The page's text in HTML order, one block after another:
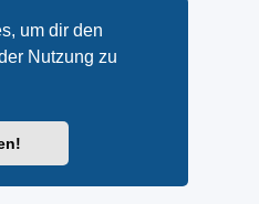
um dir den
Nutzung zu